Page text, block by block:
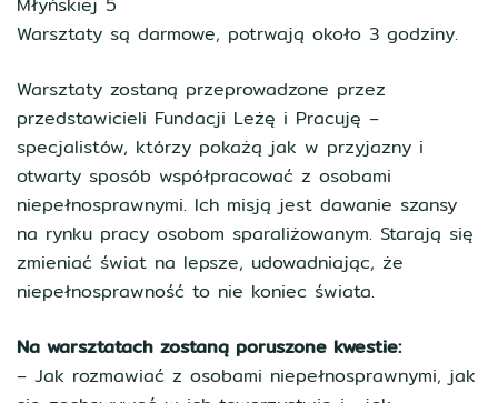
Warsztaty są darmowe, potrwają około 3 godziny.
Warsztaty zostaną przeprowadzone przez
przedstawicieli Fundacji Leżę i Pracuję –
specjalistów, którzy pokażą jak w przyjazny i
otwarty sposób współpracować z osobami
niepełnosprawnymi. Ich misją jest dawanie szansy
na rynku pracy osobom sparaliżowanym. Starają się
zmieniać świat na lepsze, udowadniając, że
niepełnosprawność to nie koniec świata.
Na warsztatach zostaną poruszone kwestie:
– Jak rozmawiać z osobami niepełnosprawnymi, jak